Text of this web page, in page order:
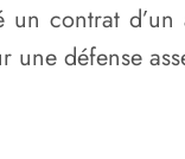
un contrat
défense